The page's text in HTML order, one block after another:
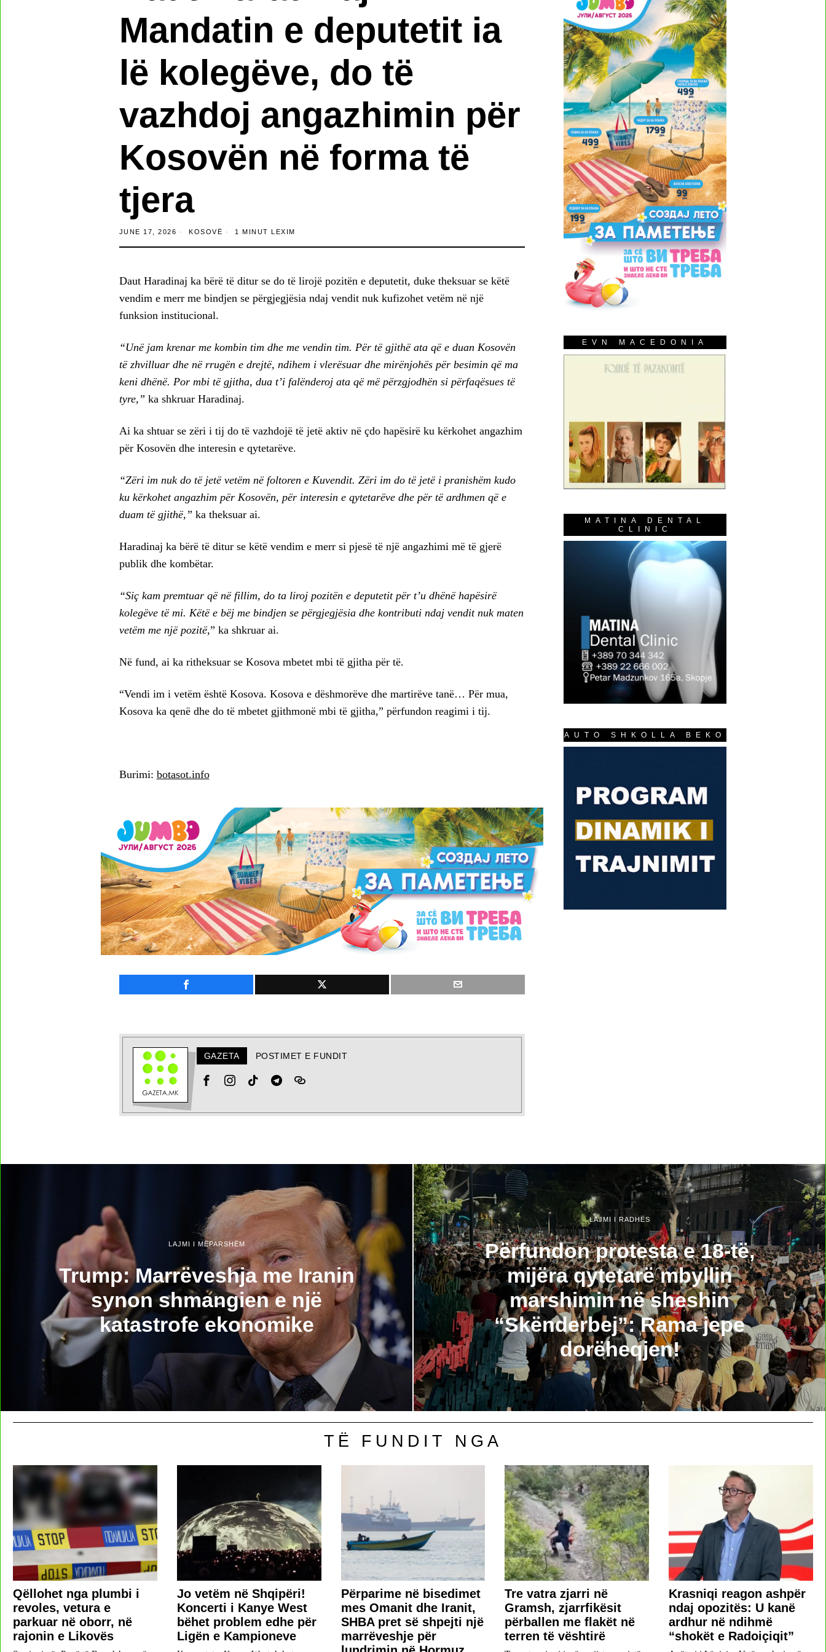
Mandatin e deputetit ia
lë kolegëve, do të
vazhdoj angazhimin për
Kosovën në forma të
tjera
JUNE 17, 2026 KOSOVË 1 MINUT LEXIM
Daut Haradinaj ka bërë të ditur se do të lirojë pozitën e deputetit, duke theksuar se këtë
vendim e merr me bindjen se përgjegjësia ndaj vendit nuk kufizohet vetëm në një
funksion institucional.
“Unë jam krenar me kombin tim dhe me vendin tim. Për të gjithë ata që e duan Kosovën
të zhvilluar dhe në rrugën e drejtë, ndihem i vlerësuar dhe mirënjohës për besimin që ma
keni dhënë. Por mbi të gjitha, dua t’i falënderoj ata që më përzgjodhën si përfaqësues të
tyre,” ka shkruar Haradinaj.
Ai ka shtuar se zëri i tij do të vazhdojë të jetë aktiv në çdo hapësirë ku kërkohet angazhim
për Kosovën dhe interesin e qytetarëve.
“Zëri im nuk do të jetë vetëm në foltoren e Kuvendit. Zëri im do të jetë i pranishëm kudo
ku kërkohet angazhim për Kosovën, për interesin e qytetarëve dhe për të ardhmen që e
duam të gjithë,” ka theksuar ai.
Haradinaj ka bërë të ditur se këtë vendim e merr si pjesë të një angazhimi më të gjerë
publik dhe kombëtar.
“Siç kam premtuar që në fillim, do ta liroj pozitën e deputetit për t’u dhënë hapësirë
kolegëve të mi. Këtë e bëj me bindjen se përgjegjësia dhe kontributi ndaj vendit nuk maten
vetëm me një pozitë,” ka shkruar ai.
Në fund, ai ka ritheksuar se Kosova mbetet mbi të gjitha për të.
“Vendi im i vetëm është Kosova. Kosova e dëshmorëve dhe martirëve tanë… Për mua,
Kosova ka qenë dhe do të mbetet gjithmonë mbi të gjitha,” përfundon reagimi i tij.
Burimi: botasot.info
GAZETA POSTIMET E FUNDIT
EVN MACEDONIA
MATINA DENTAL
CLINIC
AUTO SHKOLLA BEKO
LAJMI I MËPARSHËM
Trump: Marrëveshja me Iranin
synon shmangien e një
katastrofe ekonomike
LAJMI I RADHËS
Përfundon protesta e 18-të,
mijëra qytetarë mbyllin
marshimin në sheshin
“Skënderbej”: Rama jepe
dorëheqjen!
TË FUNDIT NGA
Qëllohet nga plumbi i
revoles, vetura e
parkuar në oborr, në
rajonin e Likovës
Jo vetëm në Shqipëri!
Koncerti i Kanye West
bëhet problem edhe për
Ligën e Kampioneve
Përparime në bisedimet
mes Omanit dhe Iranit,
SHBA pret së shpejti një
marrëveshje për
Tre vatra zjarri në
Gramsh, zjarrfikësit
përballen me flakët në
terren të vështirë
​Krasniqi reagon ashpër
ndaj opozitës: U kanë
ardhur në ndihmë
“shokët e Radoiçiqit”